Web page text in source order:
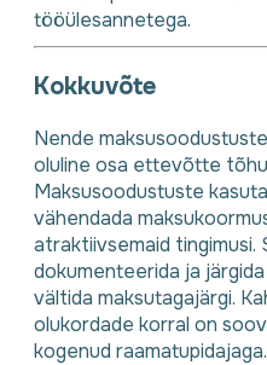
tööülesannetega.
Kokkuvõte
Nende
oluline osa ettevõtte
Maksusoodustuste
vähendada
atraktiivsemaid tingimusi.
dokumenteerida ja
vältida maksutagajärgi.
olukordade korral on
kogenud raamatupidajaga.